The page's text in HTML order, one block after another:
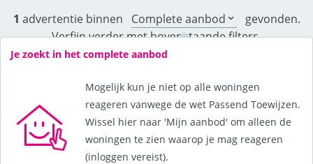
1 advertentie binnen Complete aanbod
gevonden.
Verfijn verder met bovenstaande filters.
Sorteer de advertenties op:
Je zoekt in het complete aanbod
Mogelijk kun je niet op alle woningen
reageren vanwege de wet Passend Toewijzen.
Wissel hier naar 'Mijn aanbod' om alleen de
woningen te zien waarop je mag reageren
(inloggen vereist).